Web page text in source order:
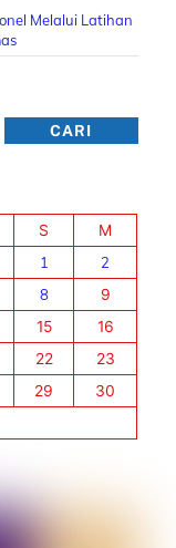
Melalui Latihan
CARI
S
M
1
2
8
9
15
16
22
23
29
30